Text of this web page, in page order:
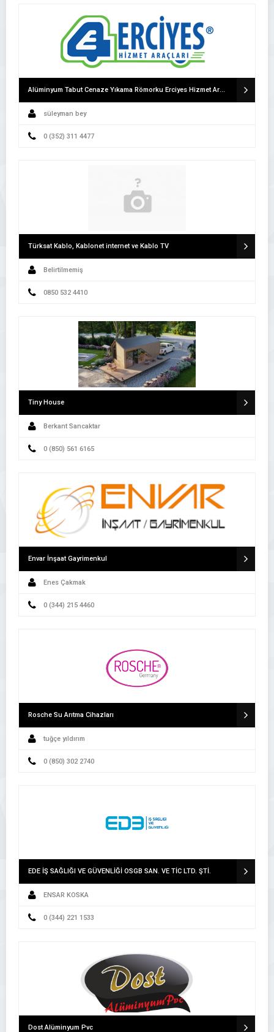
Alüminyum Tabut Cenaze Yıkama Römorku Erciyes Hizmet Araçları Cenaze Römorku
süleyman bey
0 (352) 311 4477
Türksat Kablo, Kablonet internet ve Kablo TV
Belirtilmemiş
0850 532 4410
Tiny House
Berkant Sancaktar
0 (850) 561 6165
Envar İnşaat Gayrimenkul
Enes Çakmak
0 (344) 215 4460
Rosche Su Arıtma Cihazları
tuğçe yıldırım
0 (850) 302 2740
EDE İŞ SAĞLIĞI VE GÜVENLİĞİ OSGB SAN. VE TİC LTD. ŞTİ.
ENSAR KOSKA
0 (344) 221 1533
Dost Alüminyum Pvc